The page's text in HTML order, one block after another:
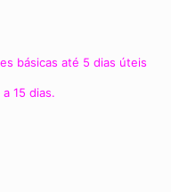
básicas até 5 dias úteis
15 dias.